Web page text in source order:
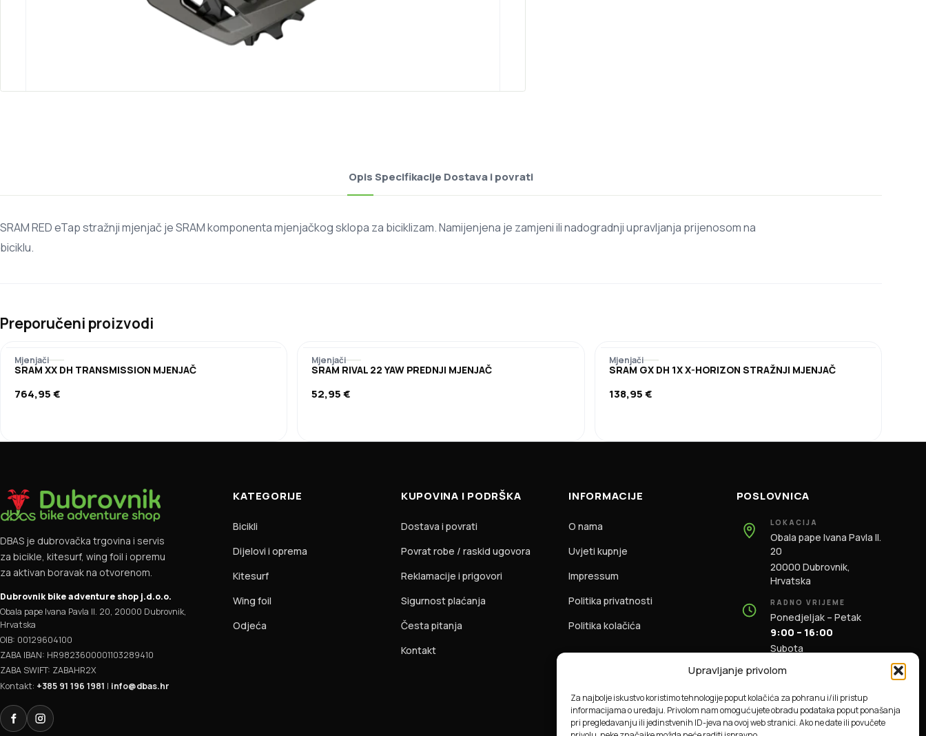
Upravljanje privolom
Za najbolje iskustvo koristimo tehnologije poput kolačića za pohranu i/ili pristup
informacijama o uređaju. Privolom nam omogućujete obradu podataka poput ponašanja
pri pregledavanju ili jedinstvenih ID-jeva na ovoj web stranici. Ako ne date ili povučete
OpisSpecifikacije Dostava i povrati
SRAM RED eTap stražnji mjenjač je SRAM komponenta mjenjačkog sklopa za biciklizam. Namijenjena je zamjeni ili nadogradnji upravljanja prijenosom na
biciklu.
Preporučeni proizvodi
Mjenjači
SRAM XX DH TRANSMISSION MJENJAČ
764,95€
Mjenjači
SRAM RIVAL 22 YAW PREDNJI MJENJAČ
52,95€
Mjenjači
SRAM GX DH 1X X-HORIZON STRAŽNJI MJENJAČ
138,95€
DBAS je dubrovačka trgovina i servis
za bicikle, kitesurf, wing foil i opremu
za aktivan boravak na otvorenom.
Dubrovnik bike adventure shop j.d.o.o.
Obala pape Ivana Pavla II. 20, 20000 Dubrovnik,
Hrvatska
OIB: 00129604100
ZABA IBAN: HR9823600001103289410
ZABA SWIFT: ZABAHR2X
Kontakt: +385 91 196 1981 | info@dbas.hr
FacebookInstagram
KATEGORIJE
Bicikli
Dijelovi i oprema
Kitesurf
Wing foil
Odjeća
KUPOVINA I PODRŠKA
Dostava i povrati
Povrat robe / raskid ugovora
Reklamacije i prigovori
Sigurnost plaćanja
Česta pitanja
Kontakt
INFORMACIJE
O nama
Uvjeti kupnje
Impressum
Politika privatnosti
Politika kolačića
POSLOVNICA
LOKACIJA
Obala pape Ivana Pavla II.
20
20000 Dubrovnik,
Hrvatska
RADNO VRIJEME
Ponedjeljak – Petak
9:00 – 16:00
Subota
+385 91 196 1981
info@dbas.hr